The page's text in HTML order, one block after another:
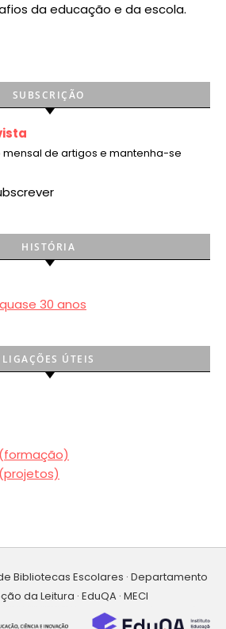
da educação e da escola.
SUBSCRIÇÃO
de artigos e mantenha-se
HISTÓRIA
30 anos
LIGAÇÕES ÚTEIS
Bibliotecas Escolares · Departamento
da Leitura · EduQA · MECI